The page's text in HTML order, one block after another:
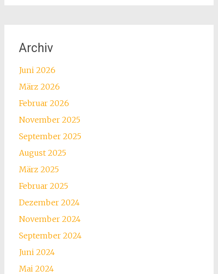
Archiv
Juni 2026
März 2026
Februar 2026
November 2025
September 2025
August 2025
März 2025
Februar 2025
Dezember 2024
November 2024
September 2024
Juni 2024
Mai 2024